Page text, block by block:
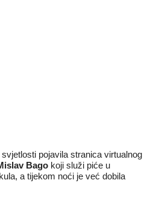
pojavila stranica virtualnog
Bago koji služi piće u
a tijekom noći je već dobila